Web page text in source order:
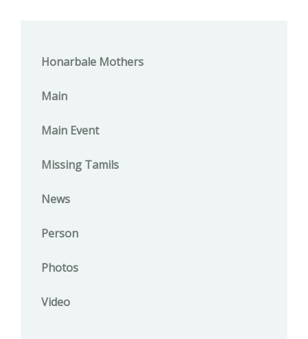
Honarbale Mothers
Main
Main Event
Missing Tamils
News
Person
Photos
Video